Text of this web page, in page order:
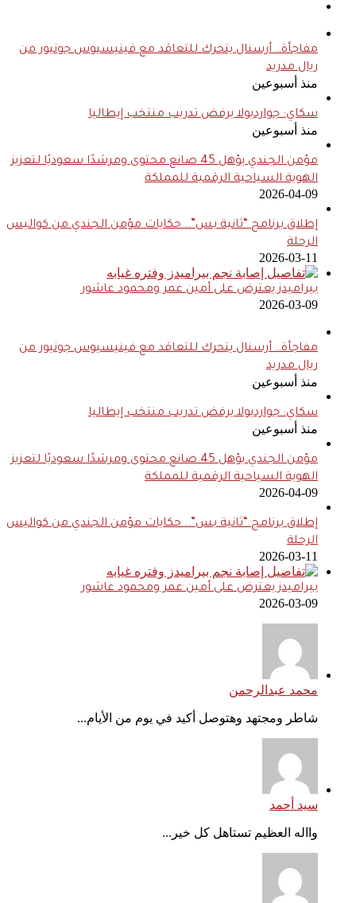
مفاجأة.. أرسنال يتحرك للتعاقد مع فينيسيوس جونيور من
ريال مدريد
منذ أسبوعين
سكاي: جوارديولا يرفض تدريب منتخب إيطاليا
منذ أسبوعين
مؤمن الجندي يؤهل 45 صانع محتوى ومرشدًا سعوديًا لتعزيز
الهوية السياحية الرقمية للمملكة
2026-04-09
إطلاق برنامج “ثانية بس”.. حكايات مؤمن الجندي من كواليس
الرحلة
2026-03-11
بيراميدز يعترض على أمين عمر ومحمود عاشور
2026-03-09
مفاجأة.. أرسنال يتحرك للتعاقد مع فينيسيوس جونيور من
ريال مدريد
منذ أسبوعين
سكاي: جوارديولا يرفض تدريب منتخب إيطاليا
منذ أسبوعين
مؤمن الجندي يؤهل 45 صانع محتوى ومرشدًا سعوديًا لتعزيز
الهوية السياحية الرقمية للمملكة
2026-04-09
إطلاق برنامج “ثانية بس”.. حكايات مؤمن الجندي من كواليس
الرحلة
2026-03-11
بيراميدز يعترض على أمين عمر ومحمود عاشور
2026-03-09
محمد عبدالرحمن
شاطر ومجتهد وهتوصل أكيد في يوم من الأيام...
سيد أحمد
وااله العظيم تستاهل كل خير...